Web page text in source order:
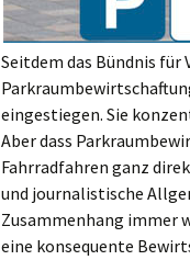
Seitdem das Bündnis für
eingestiegen. Sie
Aber dass
Fahrradfahren ganz
und journalistische
Zusammenhang immer
eine konsequente